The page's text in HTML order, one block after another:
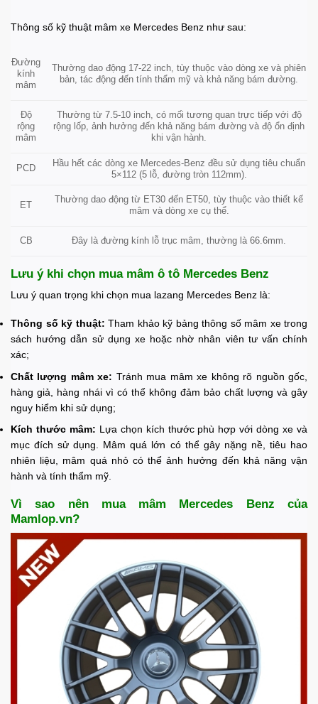
Thông số kỹ thuật mâm xe Mercedes Benz như sau:
Đường
kính
mâm
Thường dao động 17-22 inch, tùy thuộc vào dòng xe và phiên
bản, tác động đến tính thẩm mỹ và khả năng bám đường.
Độ
rộng
mâm
Thường từ 7.5-10 inch, có mối tương quan trực tiếp với độ
rộng lốp, ảnh hưởng đến khả năng bám đường và độ ổn định
khi vận hành.
PCD
Hầu hết các dòng xe Mercedes-Benz đều sử dụng tiêu chuẩn
5×112 (5 lỗ, đường tròn 112mm).
ET
Thường dao động từ ET30 đến ET50, tùy thuộc vào thiết kế
mâm và dòng xe cụ thể.
CB Đây là đường kính lỗ trục mâm, thường là 66.6mm.
Lưu ý khi chọn mua mâm ô tô Mercedes Benz
Lưu ý quan trọng khi chọn mua lazang Mercedes Benz là:
Thông số kỹ thuật: Tham khảo kỹ bảng thông số mâm xe trong
sách hướng dẫn sử dụng xe hoặc nhờ nhân viên tư vấn chính
xác;
Chất lượng mâm xe: Tránh mua mâm xe không rõ nguồn gốc,
hàng giả, hàng nhái vì có thể không đảm bảo chất lượng và gây
nguy hiểm khi sử dụng;
Kích thước mâm: Lựa chọn kích thước phù hợp với dòng xe và
mục đích sử dụng. Mâm quá lớn có thể gây nặng nề, tiêu hao
nhiên liệu, mâm quá nhỏ có thể ảnh hưởng đến khả năng vận
hành và tính thẩm mỹ.
Vì sao nên mua mâm Mercedes Benz của
Mamlop.vn?